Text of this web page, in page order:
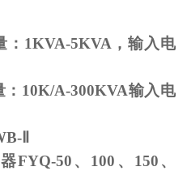
1KVA-5KVA ，输入电
10K/A-300KVA输入电
FYQ-50 、 100 、 150 、